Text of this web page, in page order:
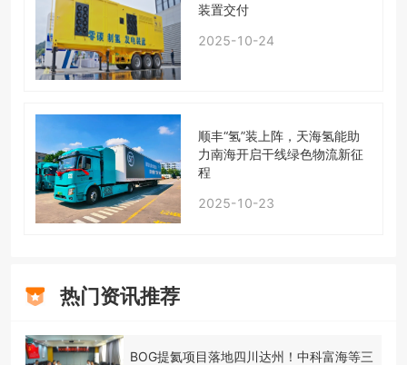
装置交付
2025-10-24
顺丰“氢”装上阵，天海氢能助
力南海开启干线绿色物流新征
程
2025-10-23
热门资讯推荐
BOG提氦项目落地四川达州！中科富海等三